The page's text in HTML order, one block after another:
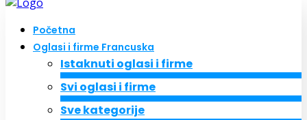
Početna
Oglasi i firme Francuska
Istaknuti oglasi i firme
Svi oglasi i firme
Sve kategorije